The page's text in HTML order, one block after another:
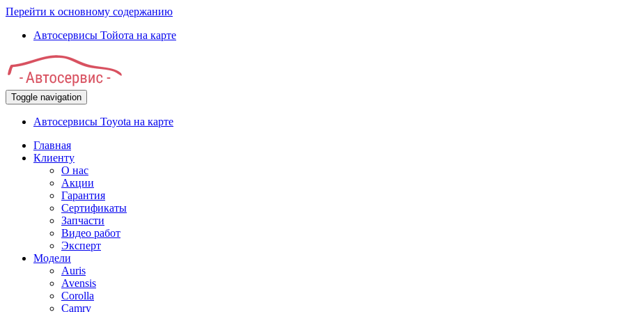
Перейти к основному содержанию
Автосервисы Тойота на карте
Toggle navigation
Автосервисы Toyota на карте
Главная
Клиенту
О нас
Акции
Гарантия
Сертификаты
Запчасти
Видео работ
Эксперт
Модели
Auris
Avensis
Corolla
Camry